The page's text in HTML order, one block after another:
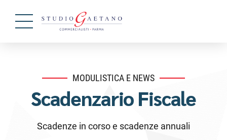
MODULISTICA E NEWS
Scadenzario Fiscale
Scadenze in corso e scadenze annuali